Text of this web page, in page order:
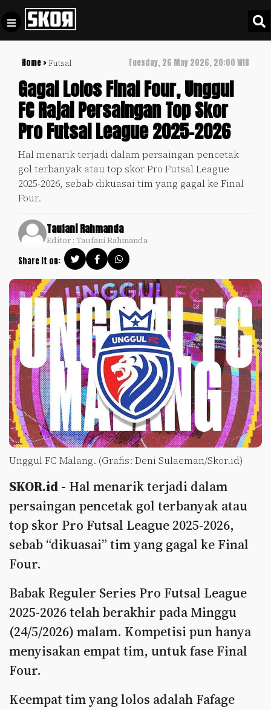
Home > Futsal Tuesday, 26 May 2026, 20:00 WIB
Gagal Lolos Final Four, Unggul
FC Rajai Persaingan Top Skor
Pro Futsal League 2025-2026
Hal menarik terjadi dalam persaingan pencetak
gol terbanyak atau top skor Pro Futsal League
2025-2026, sebab dikuasai tim yang gagal ke Final
Four.
Taufani Rahmanda
Editor : Taufani Rahmanda
Share it on:
Unggul FC Malang. (Grafis: Deni Sulaeman/Skor.id)
SKOR.id - Hal menarik terjadi dalam
persaingan pencetak gol terbanyak atau
top skor Pro Futsal League 2025-2026,
sebab “dikuasai” tim yang gagal ke Final
Four.
Babak Reguler Series Pro Futsal League
2025-2026 telah berakhir pada Minggu
(24/5/2026) malam. Kompetisi pun hanya
menyisakan empat tim, untuk fase Final
Four.
Keempat tim yang lolos adalah Fafage
Football +
Culture +
+
Timnas
Indonesia
SKOR
SPECIAL
Video
Policy
Pedoman
Pemberitaan
Media
Siber
Disclaimer
Tentang